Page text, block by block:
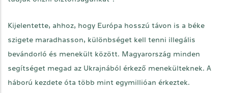
Kijelentette, ahhoz, hogy Európa hosszú távon is a béke
szigete maradhasson, különbséget kell tenni illegális
bevándorló és menekült között. Magyarország minden
segítséget megad az Ukrajnából érkező menekülteknek. A
háború kezdete óta több mint egymillióan érkeztek.